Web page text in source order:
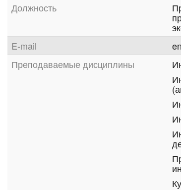
Должность
E-mail
Преподаваемые дисциплины